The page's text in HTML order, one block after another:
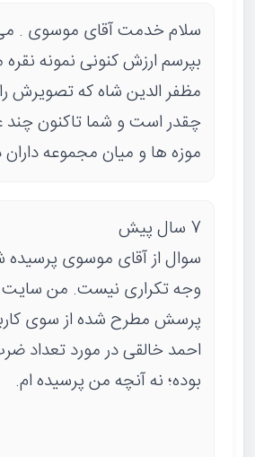
سلام خدمت آقای موسوی .
مظفر الدین شاه که تصویرش
چقدر است و شما تاکنون چند
موزه ها و میان مجموعه داران
7 سال پیش
سوال از آقای موسوی
وجه تکراری نیست. من سایت
پرسش مطرح شده از سوی
احمد خالقی در مورد تعداد
بوده؛ نه آنچه من پرسیده ام.